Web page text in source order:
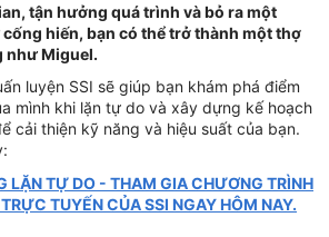
tận hưởng quá trình và bỏ ra một
hiến, bạn có thể trở thành một thợ
như Miguel.
luyện SSI sẽ giúp bạn khám phá điểm
mình khi lặn tự do và xây dựng kế hoạch
cải thiện kỹ năng và hiệu suất của bạn.
LẶN TỰ DO - THAM GIA CHƯƠNG TRÌNH
TUYẾN CỦA SSI NGAY HÔM NAY.